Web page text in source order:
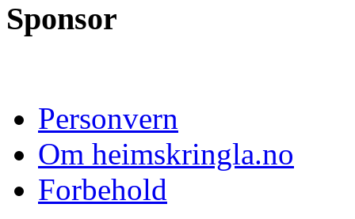
Sponsor
Personvern
Om heimskringla.no
Forbehold